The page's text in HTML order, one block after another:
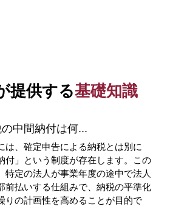
提供する基礎知識
中間納付は何...
は、確定申告による納税とは別に
付」という制度が存在します。この
特定の法人が事業年度の途中で法人
前払いする仕組みで、納税の平準化
りの計画性を高めることが目的で